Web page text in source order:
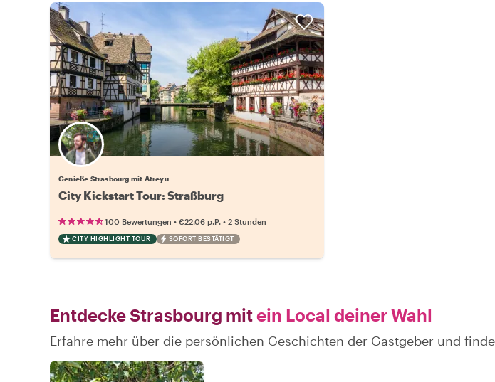
Genieße Strasbourg mit Atreyu
City Kickstart Tour: Straßburg
100 Bewertungen • €22.06 p.P. • 2 Stunden
CITY HIGHLIGHT TOUR SOFORT BESTÄTIGT
Entdecke Strasbourg mitein Local deiner Wahl
Erfahre mehr über die persönlichen Geschichten der Gastgeber und